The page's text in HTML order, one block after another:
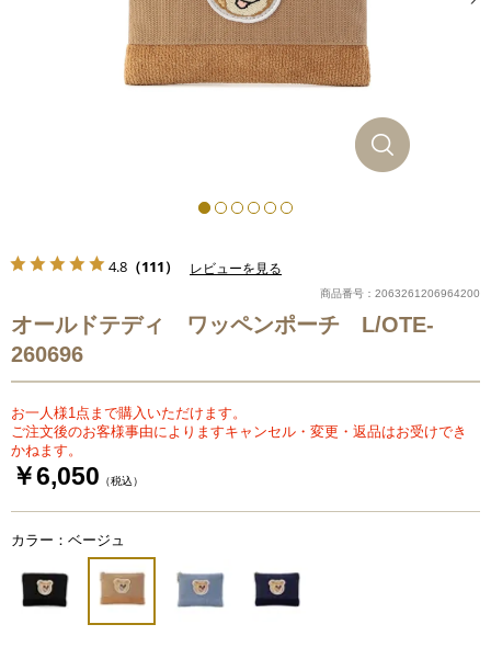
4.8 （111） レビューを見る
商品番号：2063261206964200
オールドテディ ワッペンポーチ L/OTE-
260696
お一人様1点まで購入いただけます。
ご注文後のお客様事由によりますキャンセル・変更・返品はお受けでき
かねます。
￥6,050 （税込）
カラー：ベージュ